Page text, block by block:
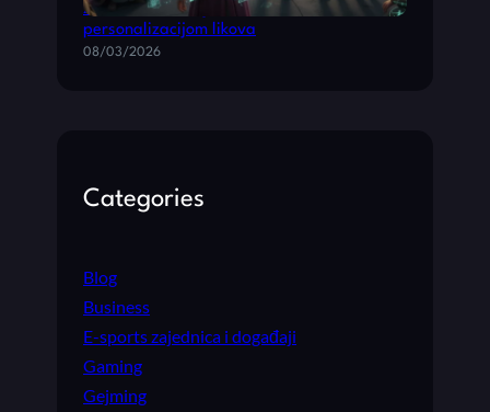
Životne simulacije sa dubokom
personalizacijom likova
08/03/2026
Categories
Blog
Business
E-sports zajednica i događaji
Gaming
Gejming